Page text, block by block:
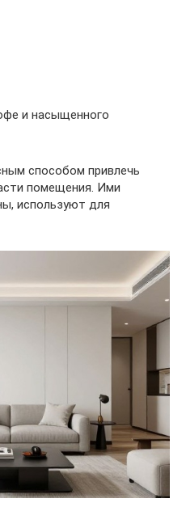
и насыщенного
способом привлечь
помещения. Ими
используют для